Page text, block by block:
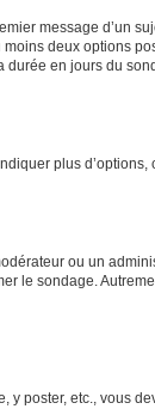
message d’un
deux options
en jours du
plus d’options,
ou un
le sondage.
poster, etc., vous